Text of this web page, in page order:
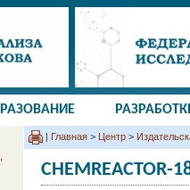
| Главная > Центр >
CHEMREACTOR-